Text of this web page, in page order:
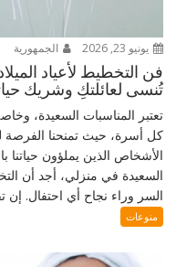
يونيو 23, 2026 الجمهورية
فن التخطيط لأعياد
تُنسى لعائلتكِ وشريك
تعتبر المناسبات السعيدة،
كل أسرة، حيث تمنحنا الفرصة
الأشخاص الذين يملؤون
السعيدة في منزلي، أجد أن
السر وراء نجاح أي احتفال. إن
منوعات